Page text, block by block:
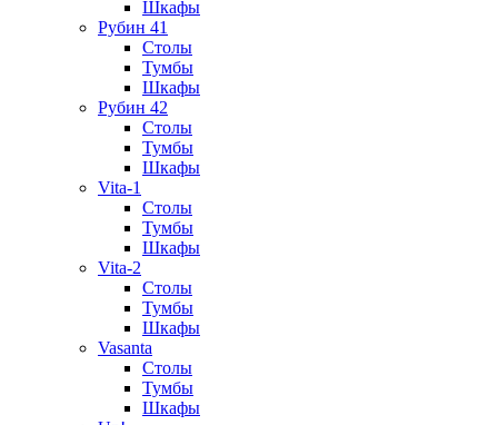
Шкафы
Рубин 41
Столы
Тумбы
Шкафы
Рубин 42
Столы
Тумбы
Шкафы
Vita-1
Столы
Тумбы
Шкафы
Vita-2
Столы
Тумбы
Шкафы
Vasanta
Столы
Тумбы
Шкафы